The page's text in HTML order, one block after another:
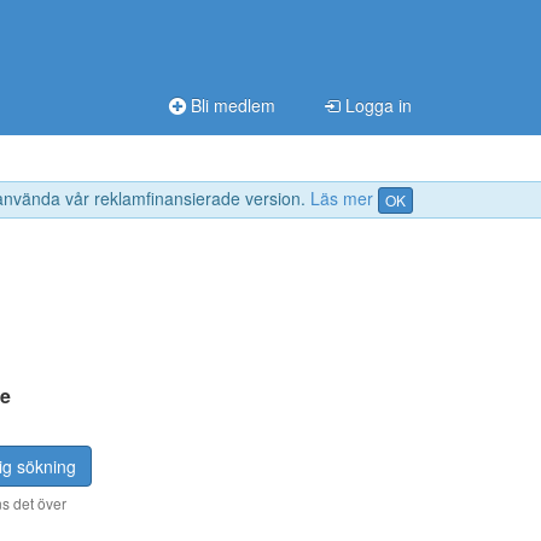
vår reklamfinansierade version. Läs mer OK
Bli medlem Logga in
sökning
det över